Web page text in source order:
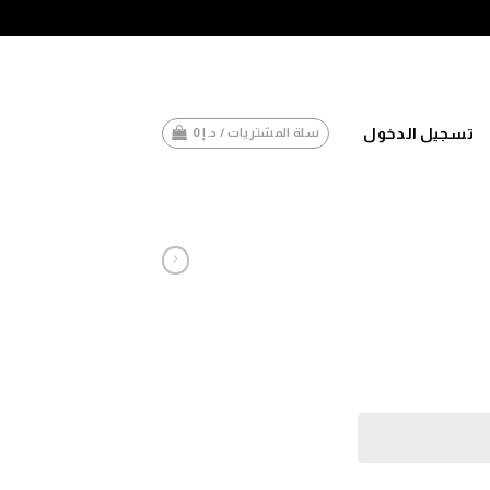
تسجيل الدخول سلة المشتريات / د.إ0